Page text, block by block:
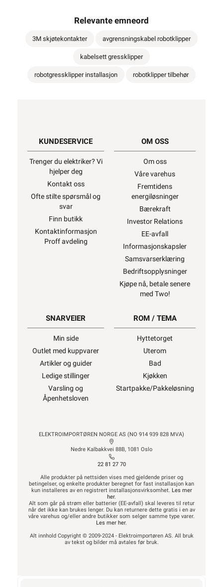
Relevante emneord
3M skjøtekontakter avgrensningskabel robotklipper
kabelsett gressklipper
robotgressklipper installasjon robotklipper tilbehør
KUNDESERVICE
Trenger du elektriker? Vi
hjelper deg
Kontakt oss
Ofte stilte spørsmål og
svar
Finn butikk
Kontaktinformasjon
Proff avdeling
OM OSS
Om oss
Våre varehus
Fremtidens
energiløsninger
Bærekraft
Investor Relations
EE-avfall
Informasjonskapsler
Samsvarserklæring
Bedriftsopplysninger
Kjøpe nå, betale senere
med Two!
SNARVEIER
Min side
Outlet med kuppvarer
Artikler og guider
Ledige stillinger
Varsling og
Åpenhetsloven
ROM / TEMA
Hyttetorget
Uterom
Bad
Kjøkken
Startpakke/Pakkeløsning
ELEKTROIMPORTØREN NORGE AS (NO 914 939 828 MVA)
Nedre Kalbakkvei 88B, 1081 Oslo
22 81 27 70
Alle produkter på nettsiden vises med gjeldende priser og
betingelser, og enkelte produkter beregnet for fast installasjon kan
kun installeres av en registrert installasjonsvirksomhet. Les mer
her.
Alt som går på strøm eller batterier (EE-avfall) skal leveres til retur
når det ikke kan brukes lenger. Du kan returnere dette gratis i en av
våre varehus og/eller andre butikker som selger samme type varer.
Les mer her.
Alt innhold Copyright © 2009-2024 - Elektroimportøren AS. All bruk
av tekst og bilder må avtales før bruk.